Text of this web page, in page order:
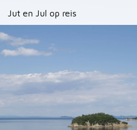
Jut en Jul op reis
Primary
Menu
Jut en Jul op reis